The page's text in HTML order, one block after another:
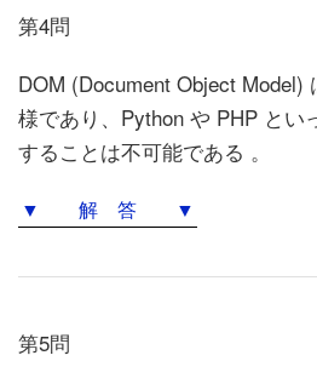
第4問
DOM (Document Object Model)
様であり、Python や PHP とい
することは不可能である 。
▼ 解 答 ▼
第5問